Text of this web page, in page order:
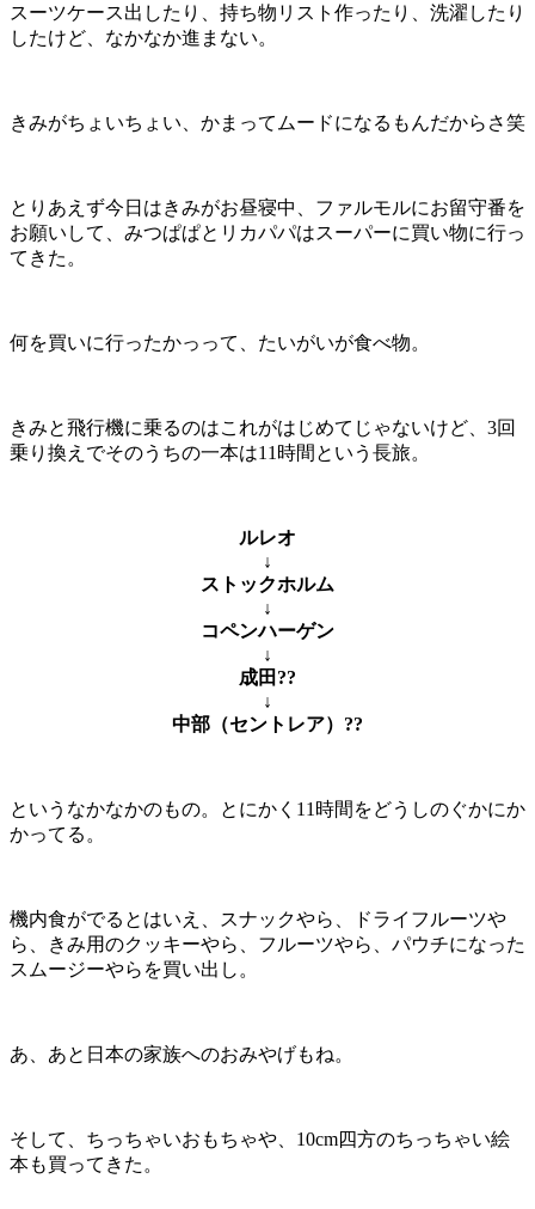
スーツケース出したり、持ち物リスト作ったり、洗濯したり
したけど、なかなか進まない。
きみがちょいちょい、かまってムードになるもんだからさ笑
とりあえず今日はきみがお昼寝中、ファルモルにお留守番を
お願いして、みつぱぱとリカパパはスーパーに買い物に行っ
てきた。
何を買いに行ったかっって、たいがいが食べ物。
きみと飛行機に乗るのはこれがはじめてじゃないけど、3回
乗り換えでそのうちの一本は11時間という長旅。
ルレオ
↓
ストックホルム
↓
コペンハーゲン
↓
成田??
↓
中部（セントレア）??
というなかなかのもの。とにかく11時間をどうしのぐかにか
かってる。
機内食がでるとはいえ、スナックやら、ドライフルーツや
ら、きみ用のクッキーやら、フルーツやら、パウチになった
スムージーやらを買い出し。
あ、あと日本の家族へのおみやげもね。
そして、ちっちゃいおもちゃや、10cm四方のちっちゃい絵
本も買ってきた。